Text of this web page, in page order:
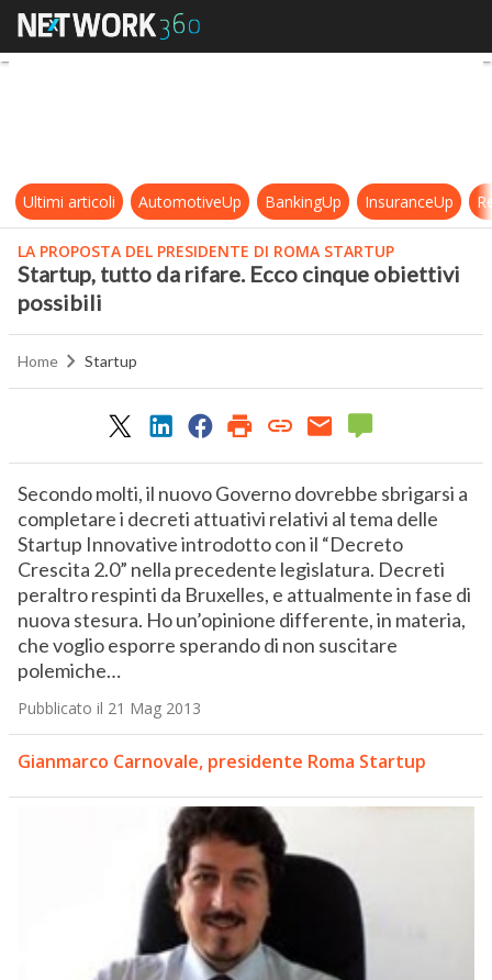
Startup, tutto da rifare. Ecco
Ultimi articoli AutomotiveUp BankingUp InsuranceUp
LA PROPOSTA DEL PRESIDENTE DI ROMA STARTUP
Startup, tutto da rifare. Ecco cinque obiettivi
possibili
Home Startup
Secondo molti, il nuovo Governo dovrebbe sbrigarsi a
completare i decreti attuativi relativi al tema delle
Startup Innovative introdotto con il “Decreto
Crescita 2.0” nella precedente legislatura. Decreti
peraltro respinti da Bruxelles, e attualmente in fase di
nuova stesura. Ho un’opinione differente, in materia,
che voglio esporre sperando di non suscitare
polemiche…
Pubblicato il 21 Mag 2013
Gianmarco Carnovale, presidente Roma Startup